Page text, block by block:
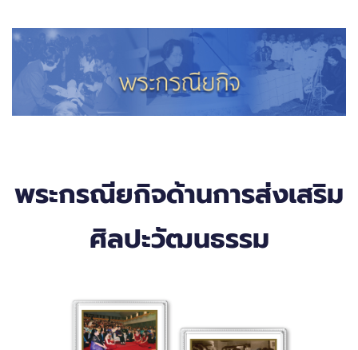
พระกรณียกิจด้านการส่งเสริม
ศิลปะวัฒนธรรม